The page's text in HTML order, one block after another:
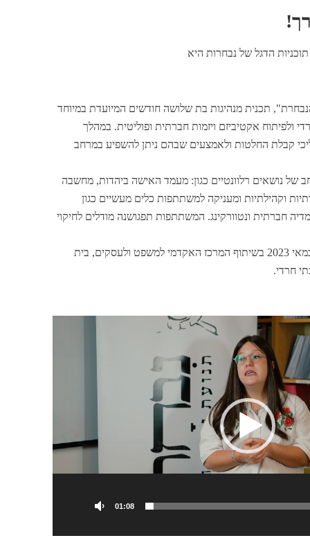
הדגל של נבחרות היא
תכנית מנהיגות בת שלושה חודשים המיועדת במיוחד
ולפיתוח אקטיביזם ויזמות חברתית ופוליטית. במהלך
קבלת החלטות ולאמצעים שבהם ניתן להשפיע במרחב
של נושאים רלוונטיים כגון: מעמד האישה ביהדות, מחשבה
וקהילתיות ומעניקה למשתתפות כלים מעשיים כגון
חברתית ונטוורקינג. המשתתפות תפגושנה מודלים לחיקוי
המחזור השישי יוצא לדרך ב-16 במאי 2023 בשיתוף המרכז האקדמי למשפט ולעסקים, בית
חרדי.
01:08